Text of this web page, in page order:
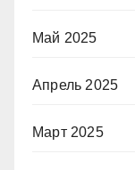
Май 2025
Апрель 2025
Март 2025